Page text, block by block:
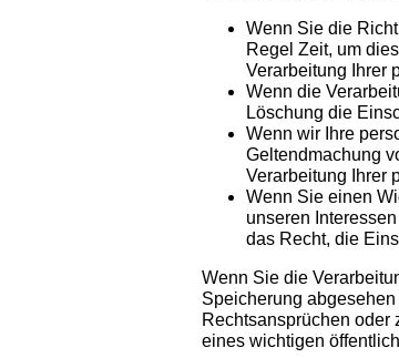
Wenn Sie die
Regel Zeit, um
Verarbeitung Ihrer
Wenn die
Löschung die
Wenn wir Ihre
Geltendmachung
Verarbeitung Ihrer
Wenn Sie einen
unseren
das Recht, die
Wenn Sie die
Speicherung
Rechtsansprüchen oder
eines wichtigen